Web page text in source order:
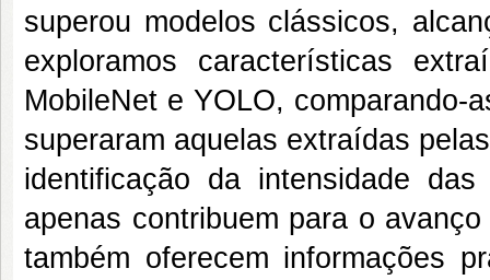
superou modelos clássicos,
exploramos características
MobileNet e YOLO,
superaram aquelas extraídas
identificação da intensidade
apenas contribuem para o
também oferecem informações